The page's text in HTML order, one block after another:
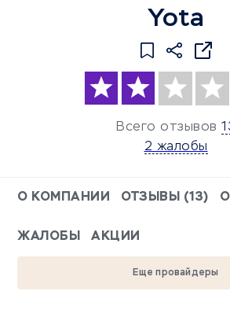
Yota
Всего отзывов
2 жалобы
О КОМПАНИИ ОТЗЫВЫ (13)
ЖАЛОБЫ АКЦИИ
Еще провайдеры